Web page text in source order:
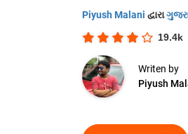
Piyush Malani દ્વારા
19.4k
Writen by
Piyush